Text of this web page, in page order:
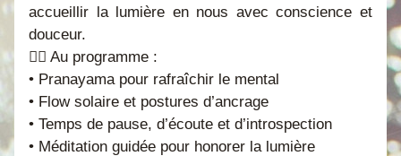
accueillir la lumière en nous avec conscience et
douceur.
🧘‍♀️ Au programme :
• Pranayama pour rafraîchir le mental
• Flow solaire et postures d’ancrage
• Temps de pause, d’écoute et d’introspection
• Méditation guidée pour honorer la lumière